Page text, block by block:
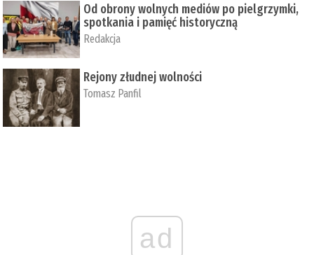
Od obrony wolnych mediów po pielgrzymki,
spotkania i pamięć historyczną
Redakcja
Rejony złudnej wolności
Tomasz Panfil
ad